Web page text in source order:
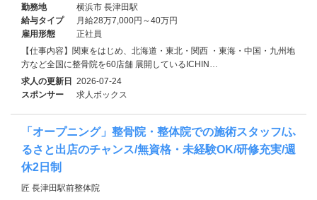
勤務地
横浜市 長津田駅
給与タイプ
月給28万7,000円～40万円
雇用形態
正社員
【仕事内容】関東をはじめ、北海道・東北・関西 ・東海・中国・九州地
方など全国に整骨院を60店舗 展開しているICHIN…
求人の更新日 2026-07-24
スポンサー
求人ボックス
「オープニング」整骨院・整体院での施術スタッフ/ふ
るさと出店のチャンス/無資格・未経験OK/研修充実/週
休2日制
匠 長津田駅前整体院